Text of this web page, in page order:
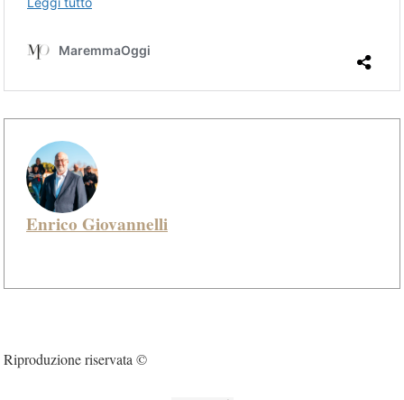
Enrico Giovannelli
Riproduzione riservata ©